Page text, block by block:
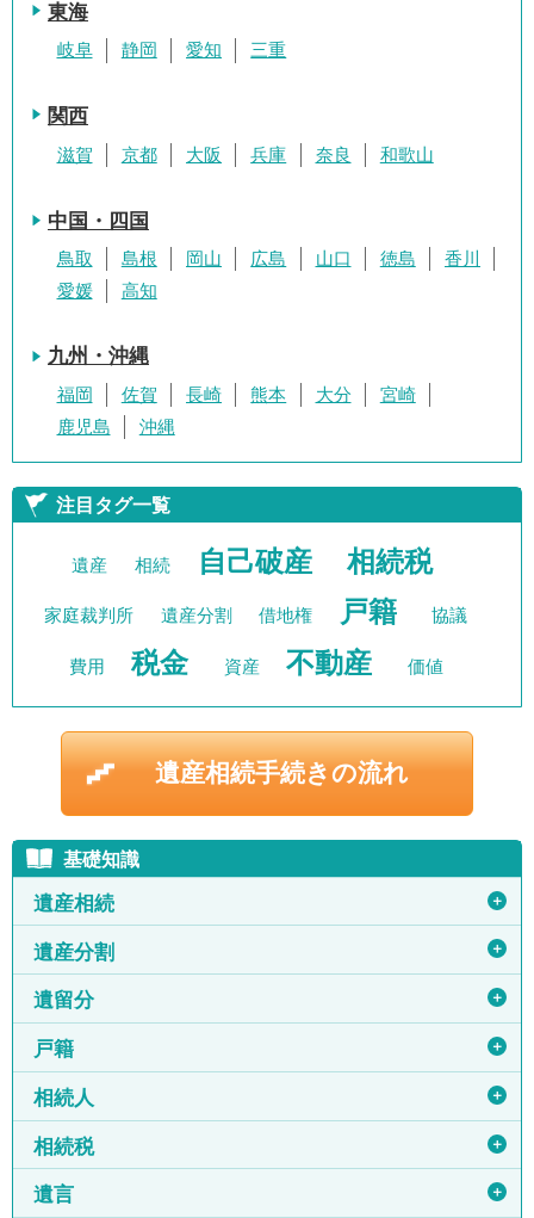
東海
岐阜 静岡 愛知 三重
関西
滋賀 京都 大阪 兵庫 奈良 和歌山
中国・四国
鳥取 島根 岡山 広島 山口 徳島
香川
愛媛
高知
九州・沖縄
福岡 佐賀 長崎 熊本 大分
宮崎
鹿児島
沖縄
注目タグ一覧
遺産 相続 自己破産 相続税
家庭裁判所 遺産分割 借地権 戸籍 協議
費用 税金 資産 不動産 価値
遺産相続手続きの流れ
基礎知識
遺産相続 ＋
遺産分割 ＋
遺留分 ＋
戸籍 ＋
相続人 ＋
相続税 ＋
遺言 ＋